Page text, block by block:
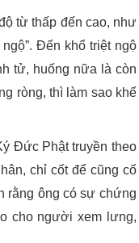
từ thấp đến cao, như
Đến khổ triệt ngộ
tử, huống nữa là còn
ròng, thì làm sao khế
Đức Phật truyền theo
chỉ cốt để cũng cố
rằng ông có sự chứng
cho người xem lưng,